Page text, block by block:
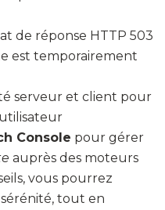
de réponse HTTP 503
est temporairement
serveur et client pour
Console pour gérer
auprès des moteurs
vous pourrez
tout en